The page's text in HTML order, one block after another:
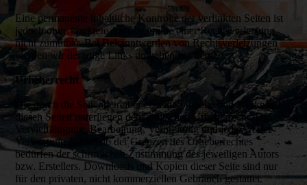
Eine permanente inhaltliche Kontrolle der verlinkten Seiten ist
jedoch ohne konkrete Anhaltspunkte einer Rechtsverletzung
nicht zumutbar. Bei Bekanntwerden von Rechtsverletzungen
werden wir derartige Links umgehend entfernen.
Urheberrecht
Die durch die Seitenbetreiber erstellten Inhalte und Werke auf
diesen Seiten unterliegen dem deutschen Urheberrecht. Die
Vervielfältigung, Bearbeitung, Verbreitung und jede Art der
Verwertung außerhalb der Grenzen des Urheberrechtes
bedürfen der schriftlichen Zustimmung des jeweiligen Autors
bzw. Erstellers. Downloads und Kopien dieser Seite sind nur
für den privaten, nicht kommerziellen Gebrauch gestattet.